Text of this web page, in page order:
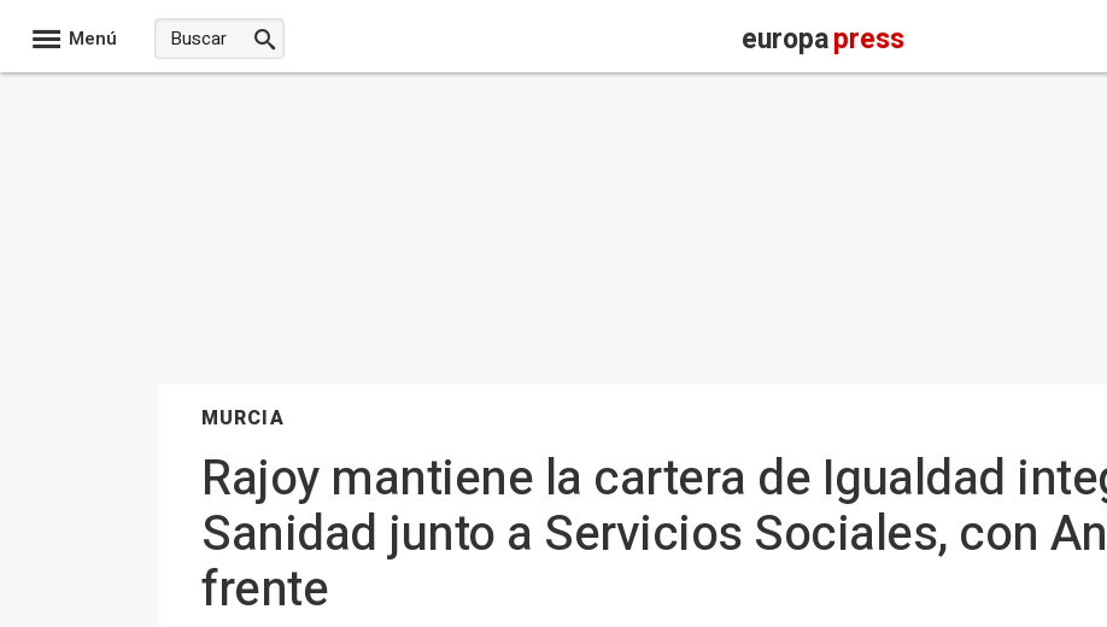
Menú europapress
MURCIA
Rajoy mantiene la cartera de Igualdad
Sanidad junto a Servicios Sociales, con
frente